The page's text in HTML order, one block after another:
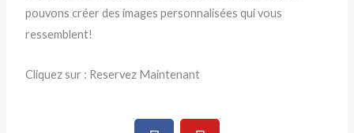
pouvons créer des images personnalisées qui vous
ressemblent!
Cliquez sur : Reservez Maintenant
F
Y